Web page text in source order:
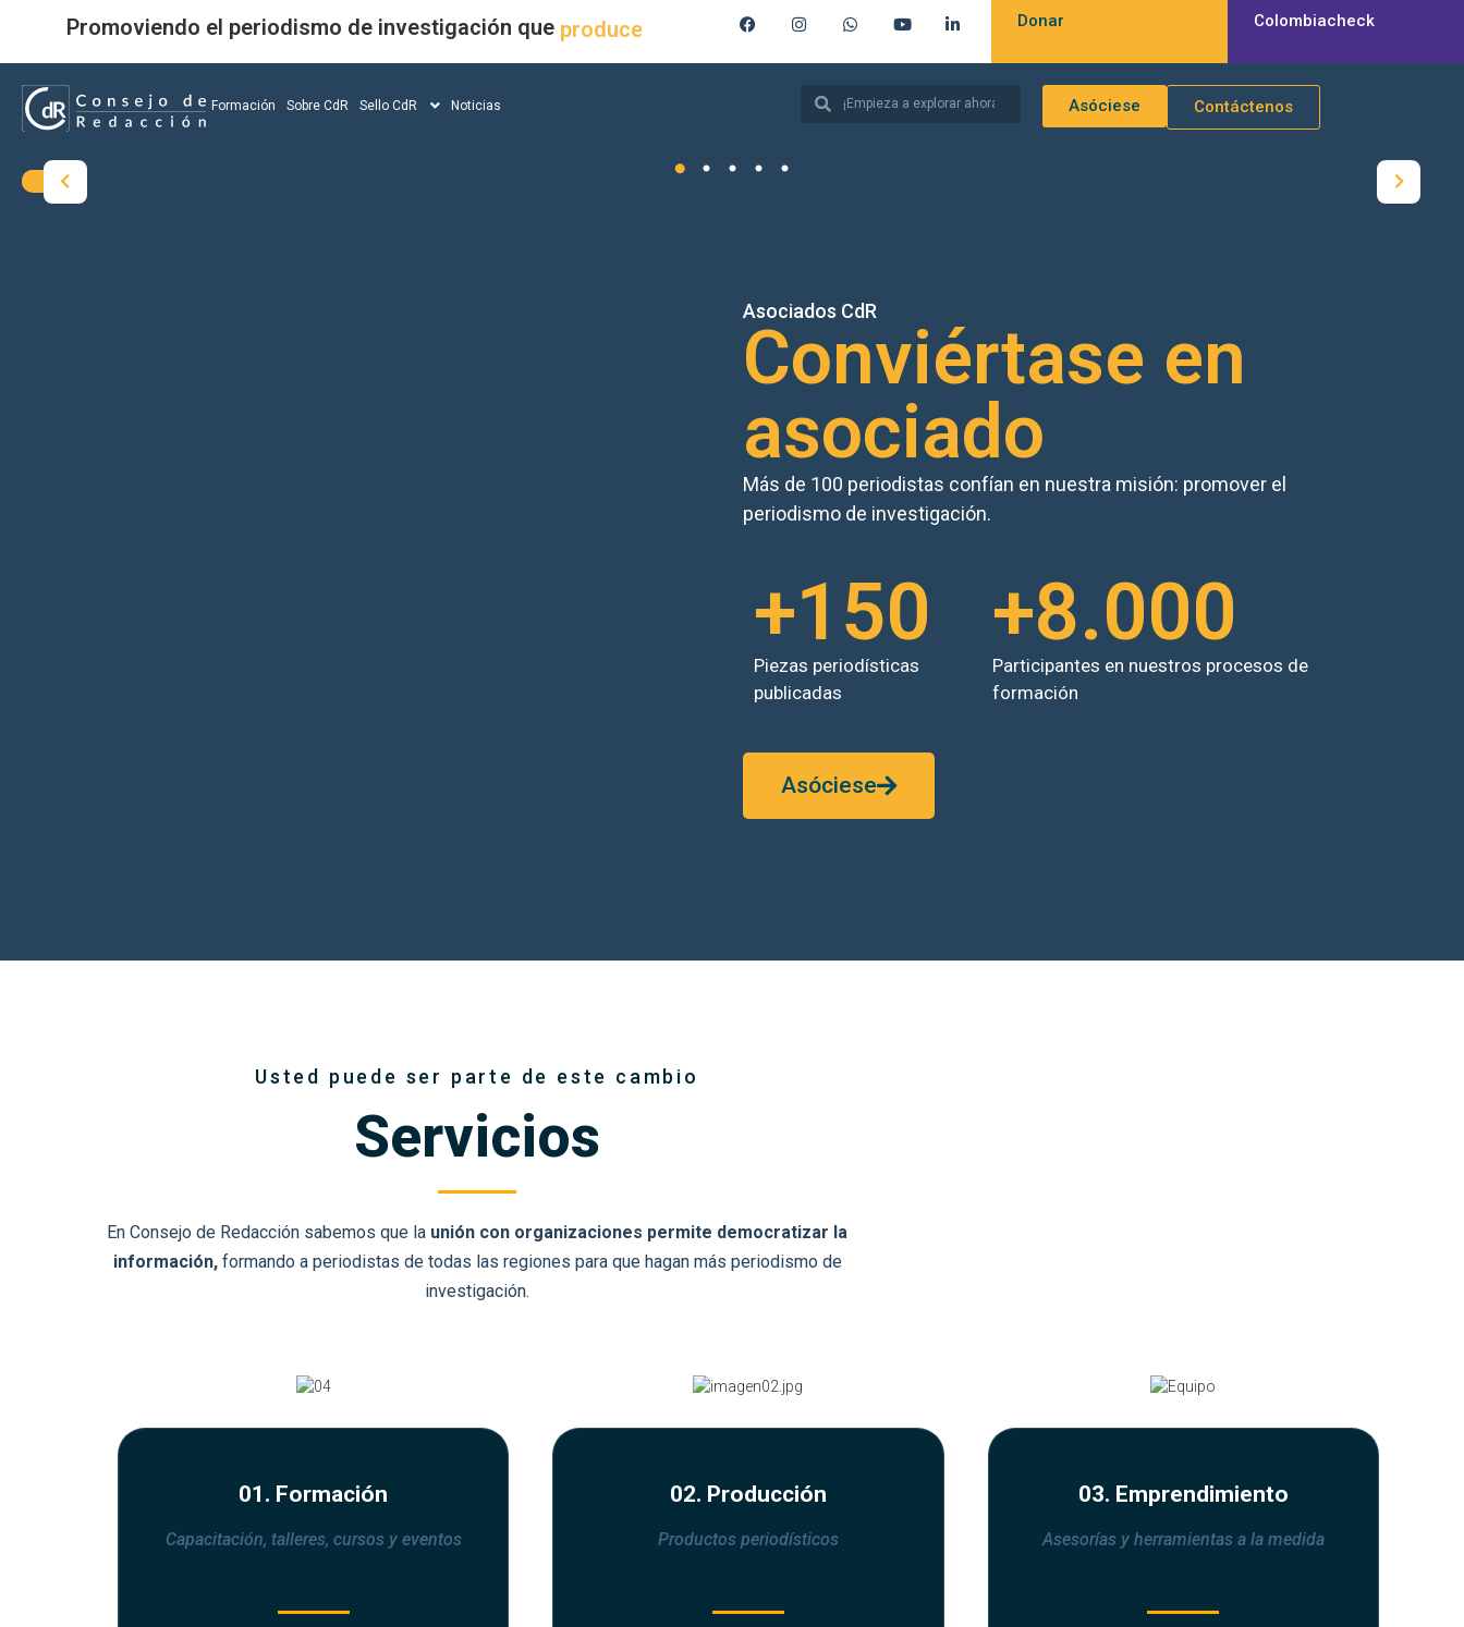
Promoviendo el periodismo de investigación que produce Donar Colombiacheck
Formación Sobre CdR Sello CdR Noticias Asóciese Contáctenos
c
i
Asociados CdR
Conviértase en
asociado
Más de 100 periodistas confían en nuestra misión: promover el
periodismo de investigación.
+150
Piezas periodísticas
publicadas
+8.000
Participantes en nuestros procesos de
formación
Asóciese
Usted puede ser parte de este cambio
Servicios
En Consejo de Redacción sabemos que la unión con organizaciones permite democratizar la
información,formando a periodistas de todas las regiones para que hagan más periodismo de
investigación.
01. Formación
Capacitación, talleres, cursos y eventos
02. Producción
Productos periodísticos
03. Emprendimiento
Asesorías y herramientas a la medida